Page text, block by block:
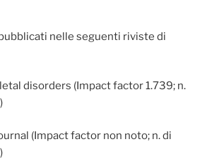
nelle seguenti riviste di
disorders (Impact factor 1.739; n.
(Impact factor non noto; n. di